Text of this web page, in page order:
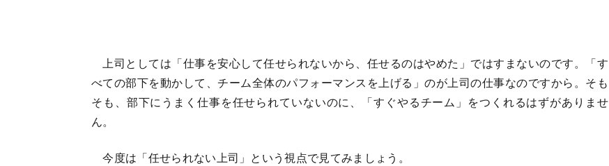
上司としては「仕事を安心して任せられないから、任せるのはやめた」ではすまないのです。「す
べての部下を動かして、チーム全体のパフォーマンスを上げる」のが上司の仕事なのですから。そも
そも、部下にうまく仕事を任せられていないのに、「すぐやるチーム」をつくれるはずがありませ
ん。
今度は「任せられない上司」という視点で見てみましょう。